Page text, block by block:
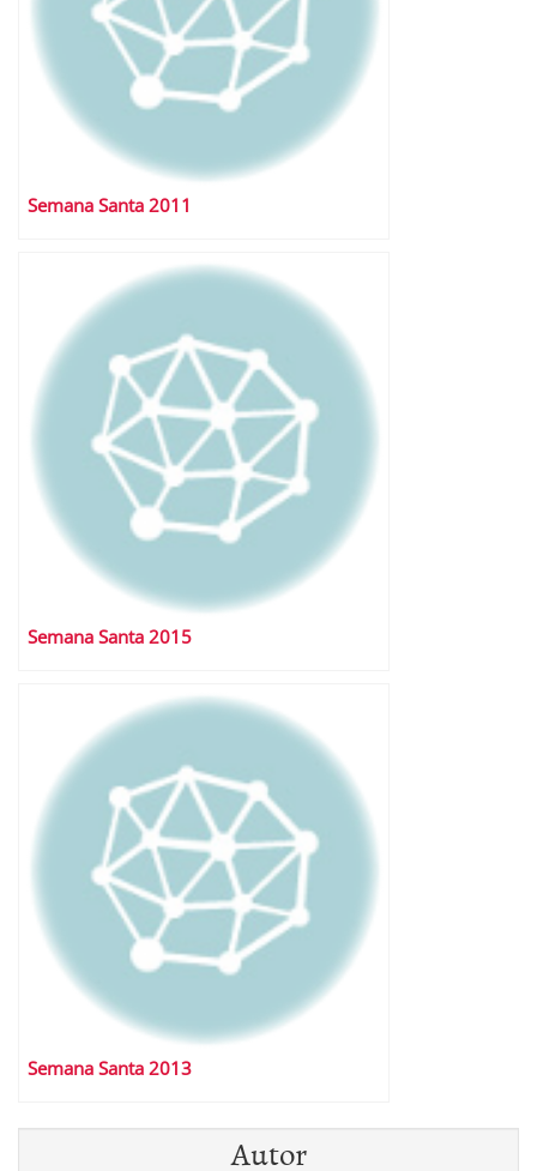
Semana Santa 2011
Semana Santa 2015
Semana Santa 2013
Autor